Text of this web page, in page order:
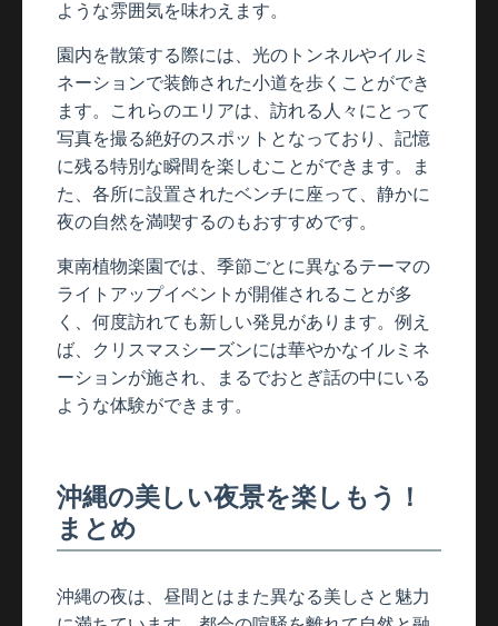
ような雰囲気を味わえます。
園内を散策する際には、光のトンネルやイルミ
ネーションで装飾された小道を歩くことができ
ます。これらのエリアは、訪れる人々にとって
写真を撮る絶好のスポットとなっており、記憶
に残る特別な瞬間を楽しむことができます。ま
た、各所に設置されたベンチに座って、静かに
夜の自然を満喫するのもおすすめです。
東南植物楽園では、季節ごとに異なるテーマの
ライトアップイベントが開催されることが多
く、何度訪れても新しい発見があります。例え
ば、クリスマスシーズンには華やかなイルミネ
ーションが施され、まるでおとぎ話の中にいる
ような体験ができます。
沖縄の美しい夜景を楽しもう！
まとめ
沖縄の夜は、昼間とはまた異なる美しさと魅力